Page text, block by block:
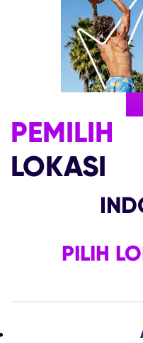
PEMILIH
LOKASI
PILIH